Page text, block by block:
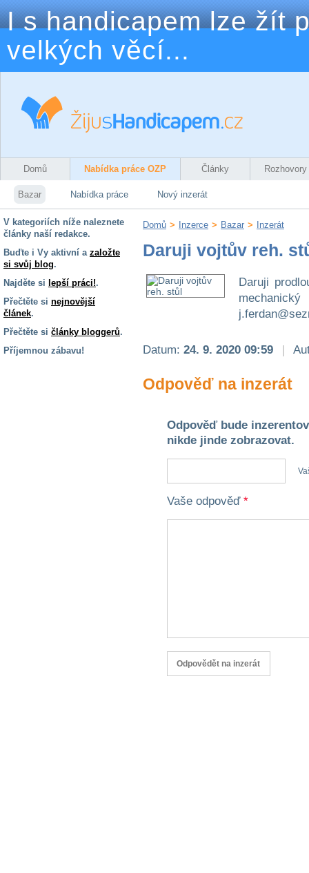
I s handicapem lze žít
velkých věcí...
Domů Nabídka práce OZP Články Rozhovory
Bazar Nabídka práce Nový inzerát
V kategoriích níže naleznete
články naší redakce.
Buďte i Vy aktivní a založte
si svůj blog.
Najděte si lepší práci!.
Přečtěte si nejnovější
článek.
Přečtěte si články bloggerů.
Příjemnou zábavu!
Domů > Inzerce > Bazar > Inzerát
Daruji vojtův reh.
Daruji
Datum: 24. 9. 2020 09:59 |
Odpověď na inzerát
Odpověď bude
nikde jinde zobrazovat.
Vaše odpověď *